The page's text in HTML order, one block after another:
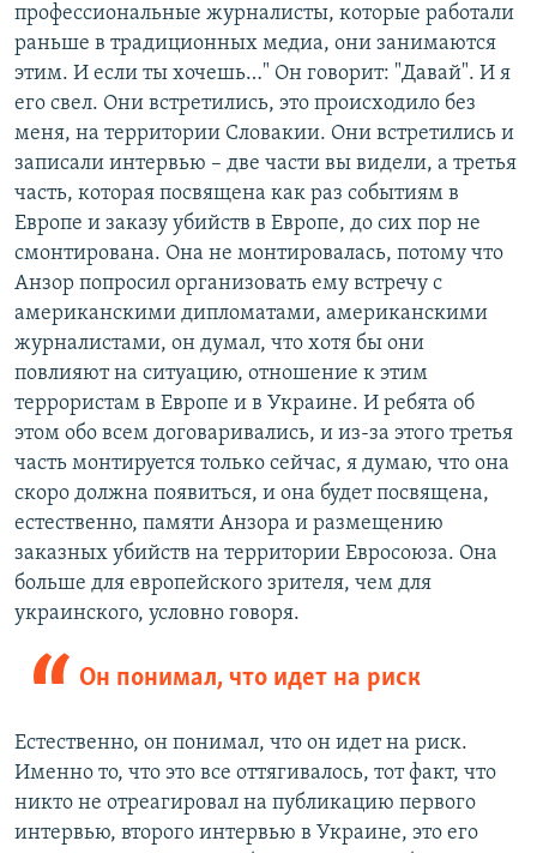
профессиональные журналисты, которые работали
раньше в традиционных медиа, они занимаются
этим. И если ты хочешь…" Он говорит: "Давай". И я
его свел. Они встретились, это происходило без
меня, на территории Словакии. Они встретились и
записали интервью – две части вы видели, а третья
часть, которая посвящена как раз событиям в
Европе и заказу убийств в Европе, до сих пор не
смонтирована. Она не монтировалась, потому что
Анзор попросил организовать ему встречу с
американскими дипломатами, американскими
журналистами, он думал, что хотя бы они
повлияют на ситуацию, отношение к этим
террористам в Европе и в Украине. И ребята об
этом обо всем договаривались, и из-за этого третья
часть монтируется только сейчас, я думаю, что она
скоро должна появиться, и она будет посвящена,
естественно, памяти Анзора и размещению
заказных убийств на территории Евросоюза. Она
больше для европейского зрителя, чем для
украинского, условно говоря.
Он понимал, что идет на риск
Естественно, он понимал, что он идет на риск.
Именно то, что это все оттягивалось, тот факт, что
никто не отреагировал на публикацию первого
интервью, второго интервью в Украине, это его